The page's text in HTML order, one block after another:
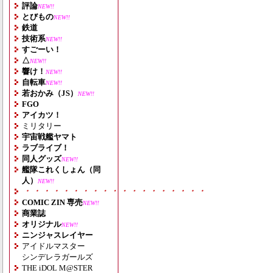
評論NEW!!
とびものNEW!!
鉄道
技術系NEW!!
すごーい！
△NEW!!
響け！ NEW!!
自転車NEW!!
若おかみ（JS） NEW!!
FGO
アイカツ！
ミリタリー
宇宙戦艦ヤマト
ラブライブ！
同人グッズNEW!!
艦隊これくしょん（同
人）
NEW!!
・・・・・・・・・・・・・・・・・・・
COMIC ZIN 専売NEW!!
商業誌
オリジナルNEW!!
ニンジャスレイヤー
アイドルマスター
シンデレラガールズ
THE iDOL M@STER